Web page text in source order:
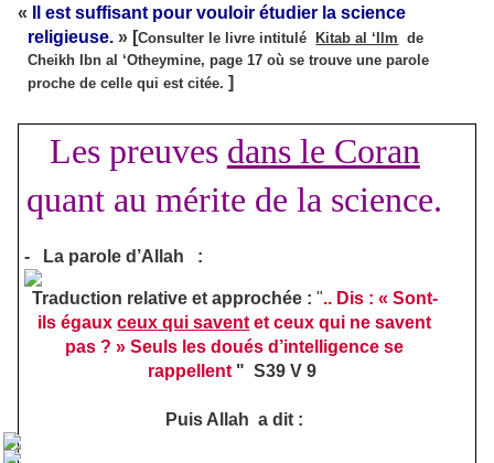
«
Il est suffisant pour vouloir étudier la science
religieuse. » [Consulter le livre intitulé Kitab al ‘Ilm de
Cheikh Ibn al ‘Otheymine, page 17 où se trouve une parole
proche de celle qui est citée. ]
Les preuves dans le Coran
quant au mérite de la science.
- La parole d’Allah :
Traduction relative et approchée : ".. Dis : « Sont-
ils égauxceux qui savent et ceux qui ne savent
pas ? » Seuls les doués d’intelligence se
rappellent " S39 V 9
Puis Allah a dit :